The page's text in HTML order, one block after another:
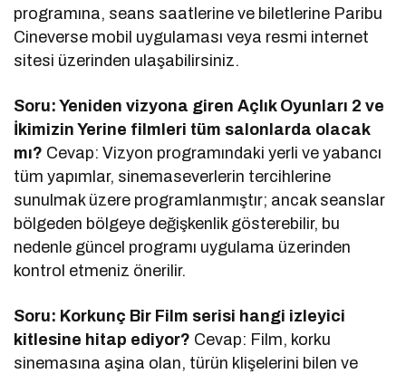
programına, seans saatlerine ve biletlerine Paribu
Cineverse mobil uygulaması veya resmi internet
sitesi üzerinden ulaşabilirsiniz.
Soru: Yeniden vizyona giren Açlık Oyunları 2 ve
İkimizin Yerine filmleri tüm salonlarda olacak
mı? Cevap: Vizyon programındaki yerli ve yabancı
tüm yapımlar, sinemaseverlerin tercihlerine
sunulmak üzere programlanmıştır; ancak seanslar
bölgeden bölgeye değişkenlik gösterebilir, bu
nedenle güncel programı uygulama üzerinden
kontrol etmeniz önerilir.
Soru: Korkunç Bir Film serisi hangi izleyici
kitlesine hitap ediyor? Cevap: Film, korku
sinemasına aşina olan, türün klişelerini bilen ve